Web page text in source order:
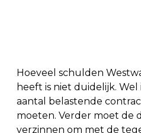
Hoeveel schulden
heeft is niet duidelijk.
aantal belastende
moeten. Verder moet de
verzinnen om met de